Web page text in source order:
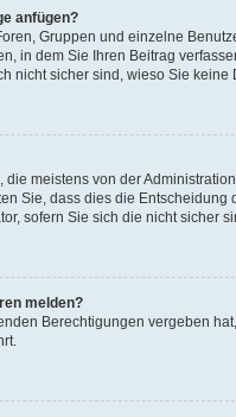
anfügen?
Gruppen und einzelne
in dem Sie Ihren Beitrag
nicht sicher sind, wieso Sie
die meistens von der
Sie, dass dies die
sofern Sie sich die nicht sicher
melden?
Berechtigungen vergeben